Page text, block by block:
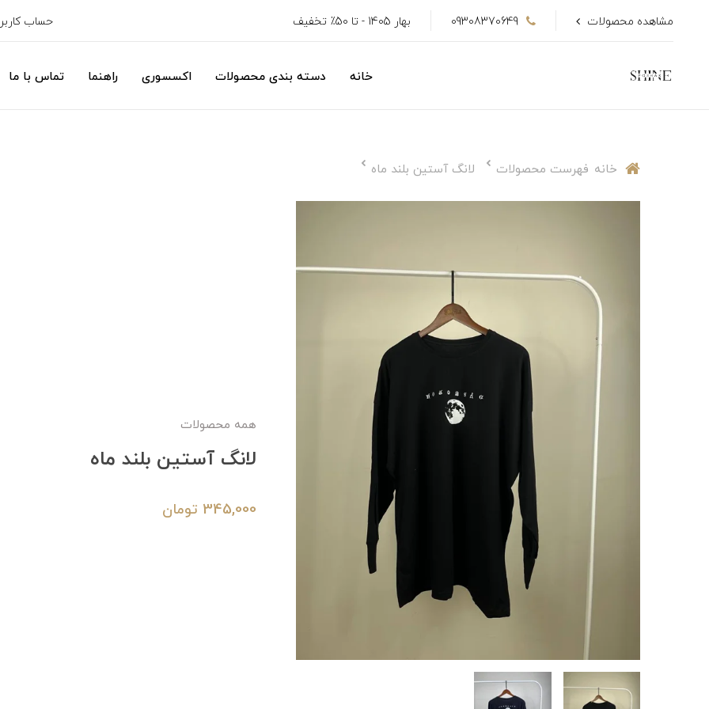
مشاهده محصولات 09308370649 بهار 1405 - تا 50٪ تخفیف حساب
خانه دسته بندی محصولات اکسسوری راهنما تماس با ما
خانه فهرست محصولات لانگ آستین بلند ماه
همه محصولات
لانگ آستین بلند ماه
345,000 تومان